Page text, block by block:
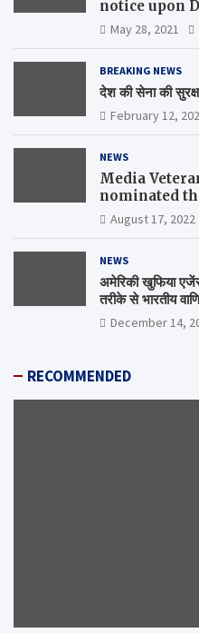
notice upon
the Chief
May 28, 2021
BREAKING NEWS
देश की सेना की
February 12,
NEWS
Media
nominated
Shiv Varma
August 17, 2022
NEWS
अमेरिकी खुफिया
तरीके से भारतीय
December 14,
RECOMMENDED